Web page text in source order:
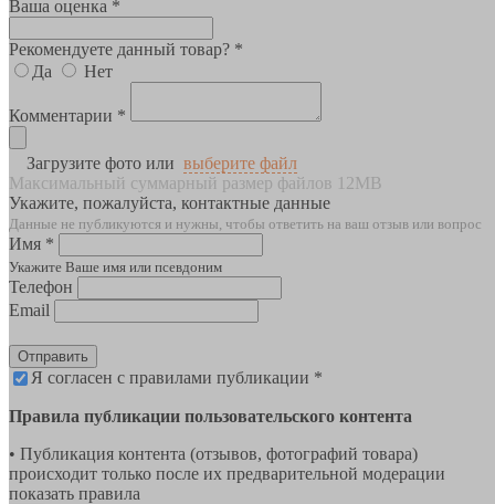
Ваша оценка *
Рекомендуете данный товар? *
Да
Нет
Комментарии *
Загрузите фото или выберите файл
Максимальный суммарный размер файлов 12MB
Укажите, пожалуйста, контактные данные
Данные не публикуются и нужны, чтобы ответить на ваш отзыв или вопрос
Имя *
Укажите Ваше имя или псевдоним
Телефон
Email
Отправить
Я согласен с правилами публикации *
Правила публикации пользовательского контента
• Публикация контента (отзывов, фотографий товара)
происходит только после их предварительной модерации
показать правила